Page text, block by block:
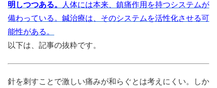
明しつつある。
人体には本来、鎮痛作用を持つシステムが
備わっている。鍼治療は、そのシステムを活性化させる可
能性がある。
以下は、記事の抜粋です。
針を刺すことで激しい痛みが和らぐとは考えにくい。しか